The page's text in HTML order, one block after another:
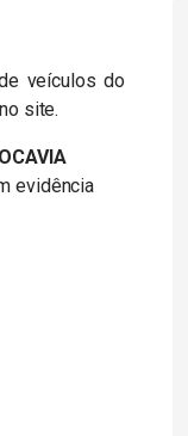
veículos do
site.
evidência